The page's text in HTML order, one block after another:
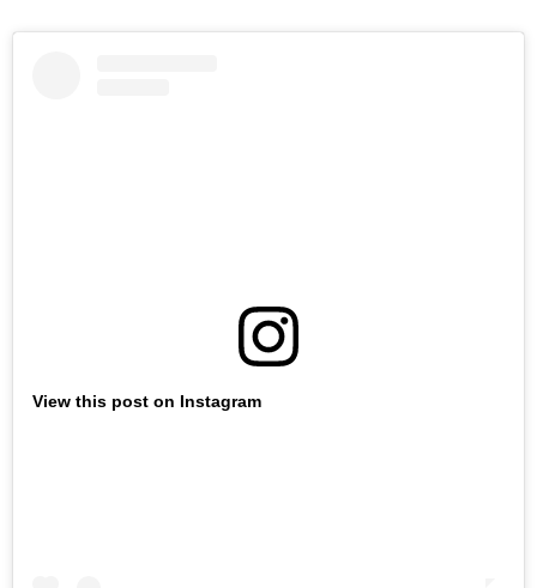
View this post on Instagram